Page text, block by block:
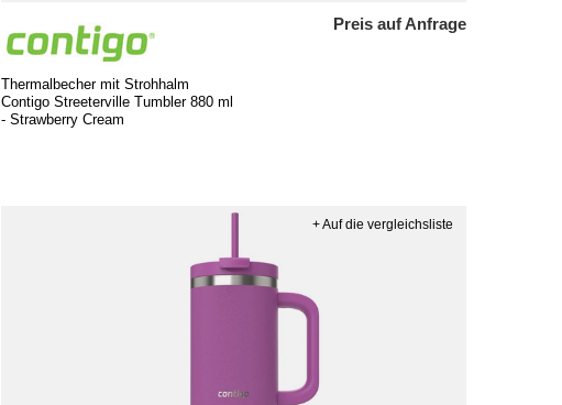
Thermalbecher mit Strohhalm
Contigo Streeterville Tumbler 880 ml
- Strawberry Cream
Preis auf Anfrage
+ Auf die vergleichsliste